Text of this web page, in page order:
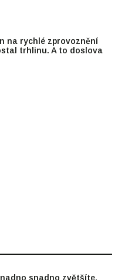
na rychlé zprovoznění
trhlinu. A to doslova
snadno zvětšíte.